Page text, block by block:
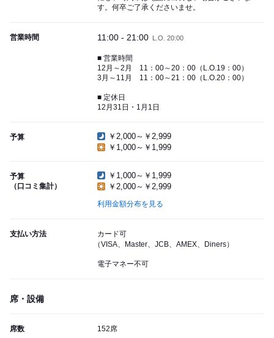
す。何卒ご了承くださいませ。
営業時間 11:00 - 21:00 L.O. 20:00
■ 営業時間
12月～2月 11：00～20：00（L.O.19：00）
3月～11月 11：00～21：00（L.O.20：00）
■ 定休日
12月31日・1月1日
予算
￥2,000～￥2,999
￥1,000～￥1,999
予算
（口コミ集計）
￥1,000～￥1,999
￥2,000～￥2,999
利用金額分布を見る
支払い方法
カード可
（VISA、Master、JCB、AMEX、Diners）
電子マネー不可
席・設備
席数 152席